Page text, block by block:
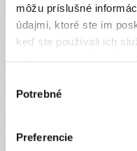
môžu príslušné
údajmi, ktoré ste im
keď ste používali ich
súhlasu
Potrebné
Preferencie
Príbeh
každý jeho krok je
následkoch operácie sa
dokáže urobiť samostatné